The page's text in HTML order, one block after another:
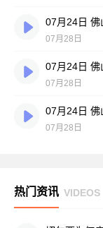
07月28日
07月28日
07月28日
热门资讯 VIDEOS